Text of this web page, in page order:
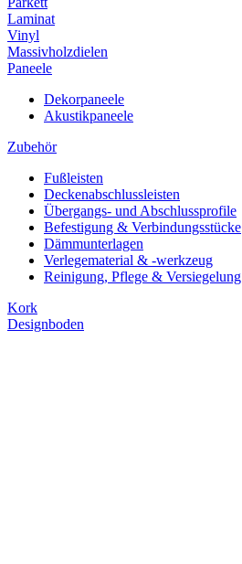
Laminat
Vinyl
Massivholzdielen
Paneele
Dekorpaneele
Akustikpaneele
Zubehör
Fußleisten
Deckenabschlussleisten
Übergangs- und Abschlussprofile
Befestigung & Verbindungsstücke
Dämmunterlagen
Verlegematerial & -werkzeug
Reinigung, Pflege & Versiegelung
Kork
Designboden